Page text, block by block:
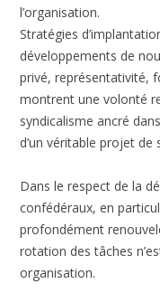
l’organisation.
Stratégies
développements de
privé, représentativité,
montrent une volonté
syndicalisme ancré
d’un véritable projet de
Dans le respect de la
confédéraux, en
profondément
rotation des tâches
organisation.